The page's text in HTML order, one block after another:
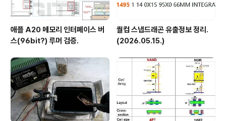
애플 A20 메모리 인터페이스 버
스(96bit?) 루머 검증.
퀄컴 스냅드래곤 유출정보 정리.
(2026.05.15.)